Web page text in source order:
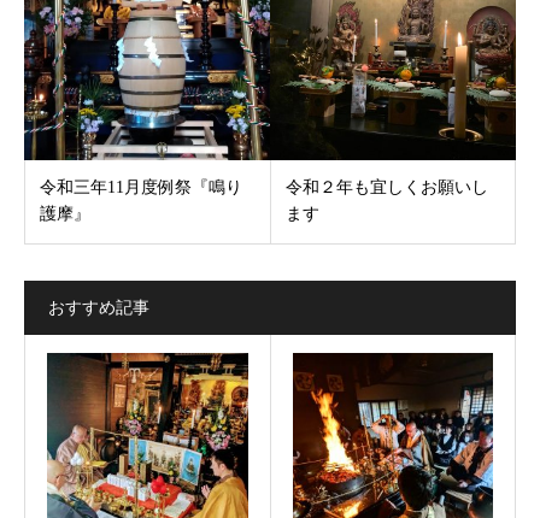
令和三年11月度例祭『鳴り
護摩』
令和２年も宜しくお願いし
ます
おすすめ記事